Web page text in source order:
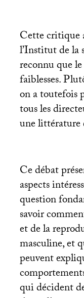
Cette critique
l’Institut de la
reconnu que
faiblesses.
on a toutefois
tous les
une littérature
Ce débat
aspects
question
savoir
et de la
masculine, et
peuvent
qui décident